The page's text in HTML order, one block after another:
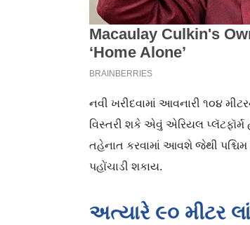
નવી ખરીદવામાં આવનારી ૧૦૪
વિસ્તરી શકે એવું એરિયલ
તહેનાત કરવામાં આવશે જેથી
પહોંચાડી શકાય.
અત્યારે ૯૦ મીટર